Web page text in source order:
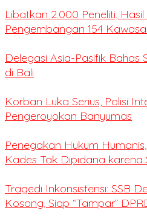
Libatkan 2.000 Peneliti,
Pengembangan 154
Delegasi Asia-Pasifik
di Bali
Korban Luka Serius, Polisi
Pengeroyokan Banyumas
Penegakan Hukum
Kades Tak Dipidana karena
Tragedi Inkonsistensi: SSB
Kosong, Siap “Tampar”